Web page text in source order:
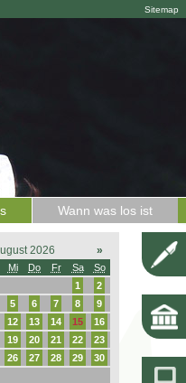
Sitemap
Wann was los ist
2026 »
Mi Do Fr Sa
So
1
2
5 6 7 8
9
12 13 14 15
16
19 20 21 22
23
26 27 28 29
30